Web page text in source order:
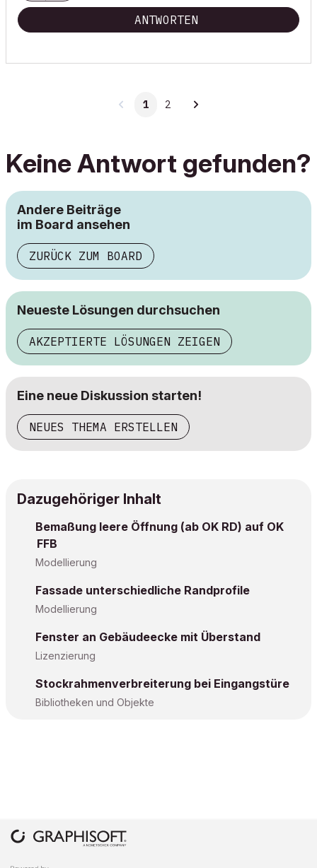
ANTWORTEN
1 2
Keine Antwort gefunden?
Andere Beiträge
im Board ansehen
ZURÜCK ZUM BOARD
Neueste Lösungen durchsuchen
AKZEPTIERTE LÖSUNGEN ZEIGEN
Eine neue Diskussion starten!
NEUES THEMA ERSTELLEN
Dazugehöriger Inhalt
Bemaßung leere Öffnung (ab OK RD) auf OK
FFB
Modellierung
Fassade unterschiedliche Randprofile
Modellierung
Fenster an Gebäudeecke mit Überstand
Lizenzierung
Stockrahmenverbreiterung bei Eingangstüre
Bibliotheken und Objekte